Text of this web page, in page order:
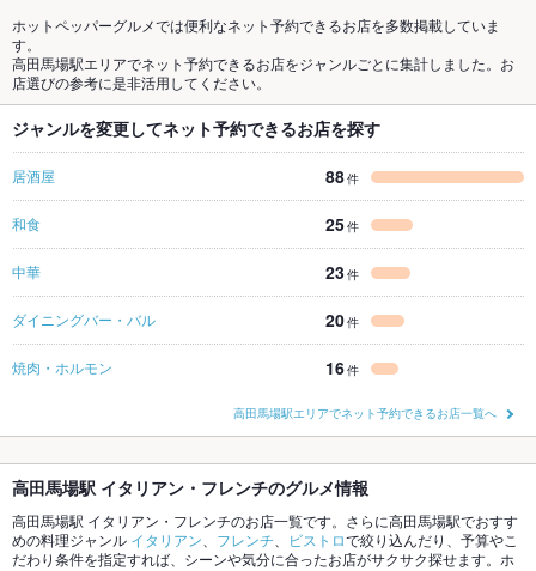
ホットペッパーグルメでは便利なネット予約できるお店を多数掲載していま
す。
高田馬場駅エリアでネット予約できるお店をジャンルごとに集計しました。お
店選びの参考に是非活用してください。
ジャンルを変更してネット予約できるお店を探す
居酒屋 88件
和食 25件
中華 23件
ダイニングバー・バル 20件
焼肉・ホルモン 16件
高田馬場駅エリアでネット予約できるお店一覧へ
高田馬場駅 イタリアン・フレンチのグルメ情報
高田馬場駅 イタリアン・フレンチのお店一覧です。さらに高田馬場駅でおすす
めの料理ジャンル イタリアン フレンチ ビストロで絞り込んだり、予算やこ
だわり条件を指定すれば、シーンや気分に合ったお店がサクサク探せます。ホ